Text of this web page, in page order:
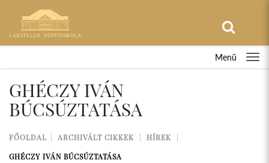
Menü
GHÉCZY IVÁN
BÚCSÚZTATÁSA
FŐOLDAL ARCHIVÁLT CIKKEK
HÍREK
GHÉCZY IVÁN BÚCSÚZTATÁSA